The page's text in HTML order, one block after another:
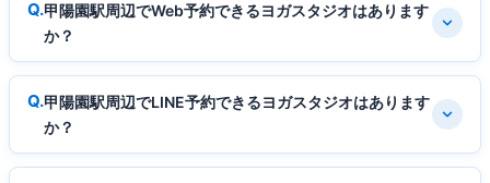
甲陽園駅周辺でWeb予約できるヨガスタジオはあります
か？
甲陽園駅周辺でLINE予約できるヨガスタジオはあります
か？